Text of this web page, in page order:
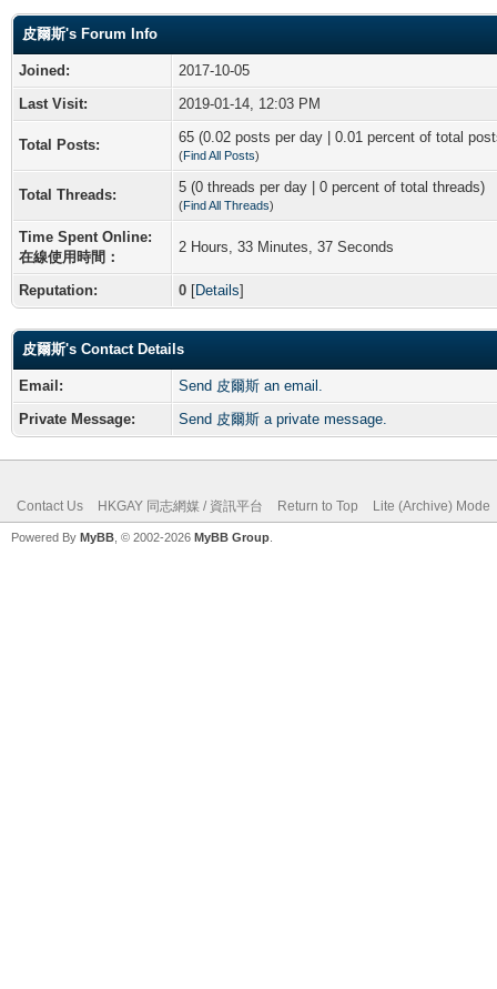
皮爾斯's Forum Info
Joined:
2017-10-05
Last Visit:
2019-01-14, 12:03 PM
Total Posts: 65 (0.02 posts per day | 0.01 percent of total
(Find All Posts)
Total Threads: 5 (0 threads per day | 0 percent of total threads)
(Find All Threads)
Time Spent Online:
在線使用時間：
2 Hours, 33 Minutes, 37 Seconds
Reputation: 0 [Details]
皮爾斯's Contact Details
Email:
Send 皮爾斯 an email.
Private Message:
Send 皮爾斯 a private message.
Contact Us HKGAY 同志網媒 / 資訊平台 Return to Top Lite (Archive) Mode
Powered By MyBB , © 2002-2026 MyBB Group